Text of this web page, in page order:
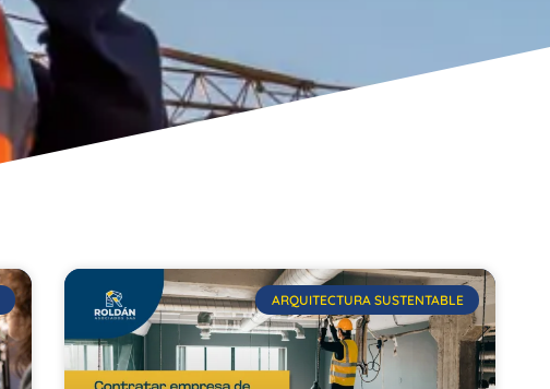
ARQUITECTURA SUSTENTABLE